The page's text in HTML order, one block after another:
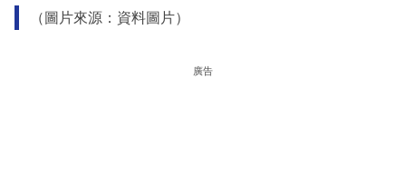
（圖片來源：資料圖片）
廣告